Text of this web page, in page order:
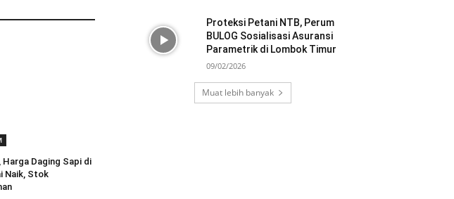
Harga Daging Sapi di
Naik, Stok
Proteksi Petani NTB, Perum
BULOG Sosialisasi Asuransi
Parametrik di Lombok Timur
09/02/2026
Muat lebih banyak